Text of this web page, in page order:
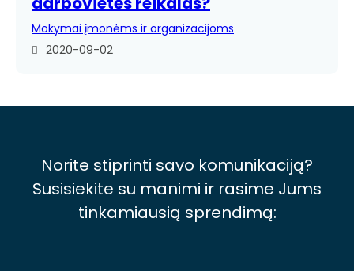
Mokymai įmonėms ir organizacijoms
2020-09-02
Norite stiprinti savo komunikaciją?
Susisiekite su manimi ir rasime Jums
tinkamiausią sprendimą: